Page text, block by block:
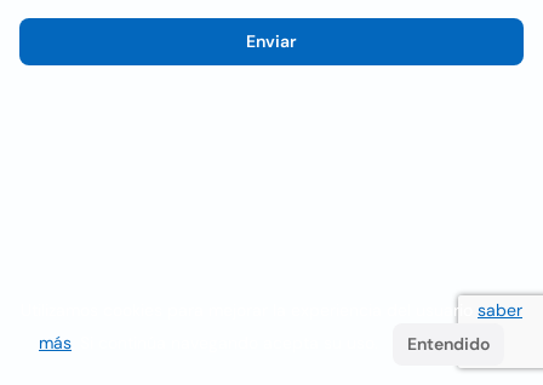
Enviar
Utilizamos cookies para mejorar la experiencia del usuario saber
más
Entendido